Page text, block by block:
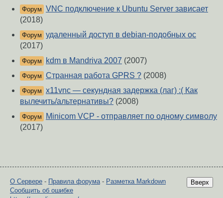
Форум VNC подключение к Ubuntu Server зависает
(2018)
Форум удаленный доступ в debian-подобных ос
(2017)
Форум kdm в Mandriva 2007 (2007)
Форум Странная работа GPRS ? (2008)
Форум x11vnc — секундная задержка (лаг) :( Как
вылечить/альтернативы? (2008)
Форум
Minicom VCP - отправляет по одному символу
(2017)
Вверх
О Сервере - Правила форума- Разметка Markdown
Сообщить об ошибке